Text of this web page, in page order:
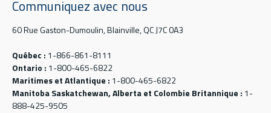
Communiquez avec nous
60 Rue Gaston-Dumoulin, Blainville, QC J7C 0A3
Québec : 1-866-861-8111
Ontario : 1-800-465-6822
Maritimes et Atlantique : 1-800-465-6822
Manitoba Saskatchewan, Alberta et Colombie Britannique : 1-
888-425-9505